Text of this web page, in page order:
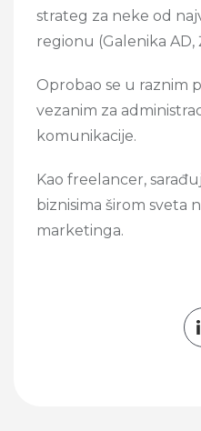
strateg za neke od
regionu (Galenika AD,
Oprobao se u raznim
vezanim za
komunikacije.
Kao freelancer,
biznisima širom sveta
marketinga.